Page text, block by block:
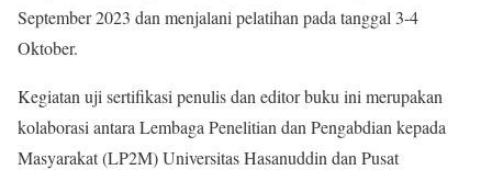
September 2023 dan menjalani pelatihan pada tanggal 3-4
Oktober.
Kegiatan uji sertifikasi penulis dan editor buku ini merupakan
kolaborasi antara Lembaga Penelitian dan Pengabdian kepada
Masyarakat (LP2M) Universitas Hasanuddin dan Pusat